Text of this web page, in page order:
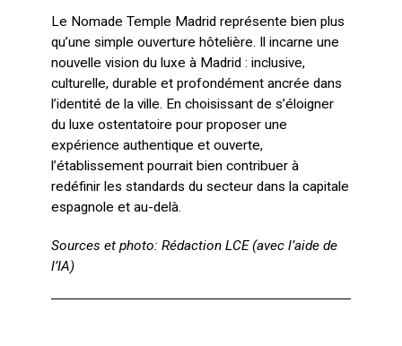
Le Nomade Temple Madrid représente bien plus
qu’une simple ouverture hôtelière. Il incarne une
nouvelle vision du luxe à Madrid : inclusive,
culturelle, durable et profondément ancrée dans
l’identité de la ville. En choisissant de s’éloigner
du luxe ostentatoire pour proposer une
expérience authentique et ouverte,
l’établissement pourrait bien contribuer à
redéfinir les standards du secteur dans la capitale
espagnole et au-delà.
Sources et photo: Rédaction LCE (avec l’aide de
l’IA)